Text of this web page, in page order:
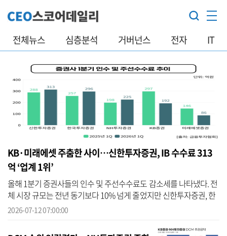
전체뉴스 심층분석 거버넌스 전자 IT
KB·미래에셋 주춤한 사이…신한투자증권, IB 수수료 313
억 ‘업계 1위’
올해 1분기 증권사들의 인수 및 주선수수료도 감소세를 나타냈다. 전
체 시장 규모는 전년 동기보다 10% 넘게 줄었지만 신한투자증권, 한
국투자증권, NH투자증권 등은 오히려 수수료를 늘렸다. 반면 KB증권
2026-07-12 07:00:00